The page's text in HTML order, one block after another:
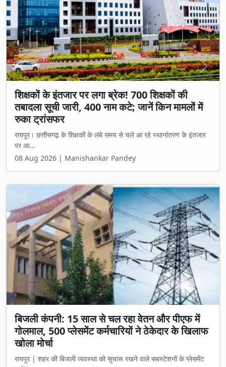
शिक्षकों के इंतजार पर लगा ब्रेक! 700 शिक्षकों की
तबादला सूची जारी, 400 नाम कटे; जानें किन मामलों में
रुका ट्रांसफर
रायपुर। छत्तीसगढ़ के शिक्षकों के लंबे समय से चले आ रहे स्थानांतरण के इंतजार
पर आ...
08 Aug 2026 | Manishankar Pandey
Previous Next
बिजली कंपनी: 15 साल से चल रहा वेतन और पीएफ में
गोलमाल, 500 प्लेसमेंट कर्मचारियों ने ठेकेदार के खिलाफ
खोला मोर्चा
रायपुर | शहर की बिजली व्यवस्था को सुचारू रखने वाले सबस्टेशनों के प्लेसमेंट